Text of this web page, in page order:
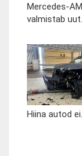
Mercedes-
valmistab
Hiina autod